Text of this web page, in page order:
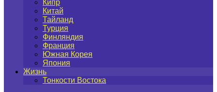
Кипр
Китай
Тайланд
Турция
Финляндия
Франция
Южная Корея
Япония
Жизнь
Тонкости Востока